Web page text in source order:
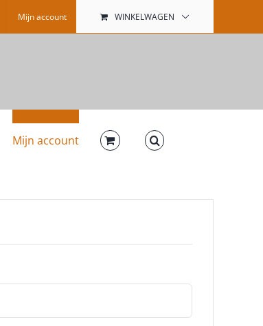
Mijn account WINKELWAGEN
Mijn account